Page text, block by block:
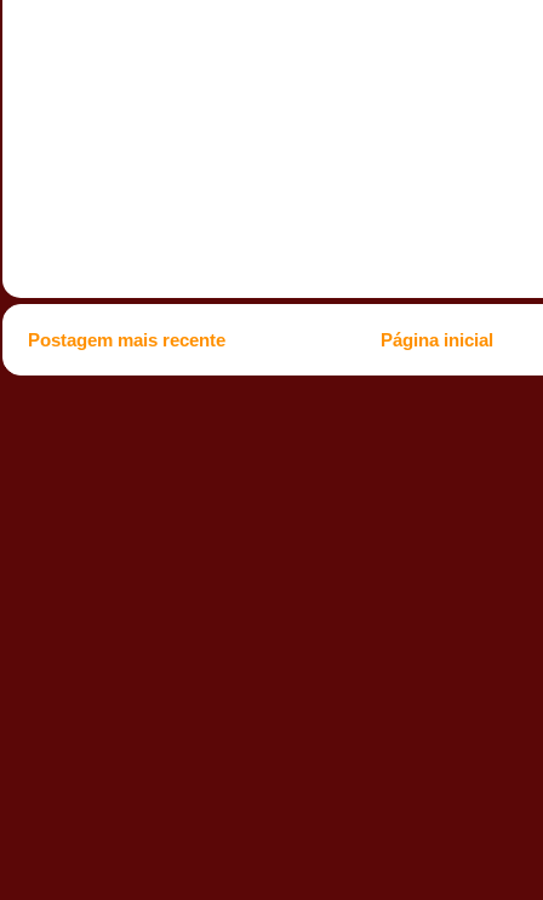
Postagem mais recente Página inicial